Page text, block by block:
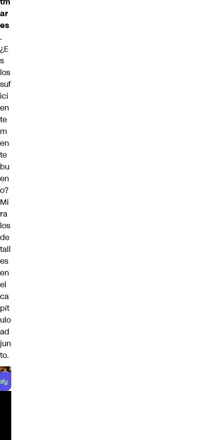
ar
es
.
¿E
s
los
suf
ici
en
te
m
en
te
bu
en
o?
Mi
ra
los
de
tall
es
en
el
ca
pít
ulo
ad
jun
to.